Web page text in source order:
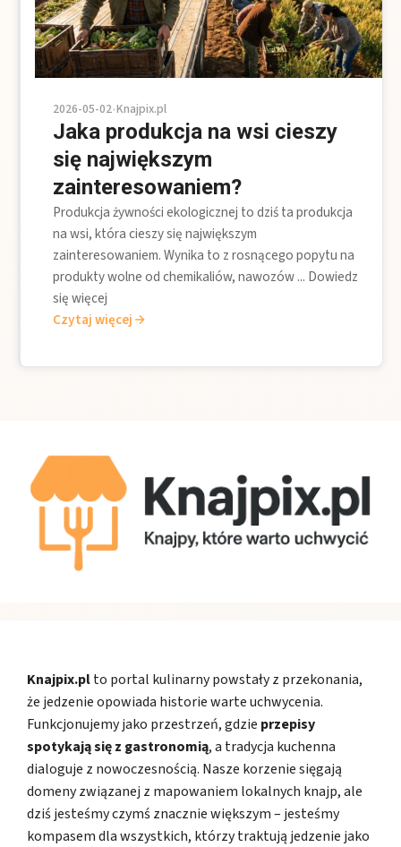
2026-05-02•Knajpix.pl
Jaka produkcja na wsi cieszy
się największym
zainteresowaniem?
Produkcja żywności ekologicznej to dziś ta produkcja
na wsi, która cieszy się największym
zainteresowaniem. Wynika to z rosnącego popytu na
produkty wolne od chemikaliów, nawozów ... Dowiedz
się więcej
Czytaj więcej
Knajpix.plto portal kulinarny powstały z przekonania,
że jedzenie opowiada historie warte uchwycenia.
Funkcjonujemy jako przestrzeń, gdzie przepisy
spotykają się z gastronomią, a tradycja kuchenna
dialoguje z nowoczesnością. Nasze korzenie sięgają
domeny związanej z mapowaniem lokalnych knajp, ale
dziś jesteśmy czymś znacznie większym – jesteśmy
kompasem dla wszystkich, którzy traktują jedzenie jako